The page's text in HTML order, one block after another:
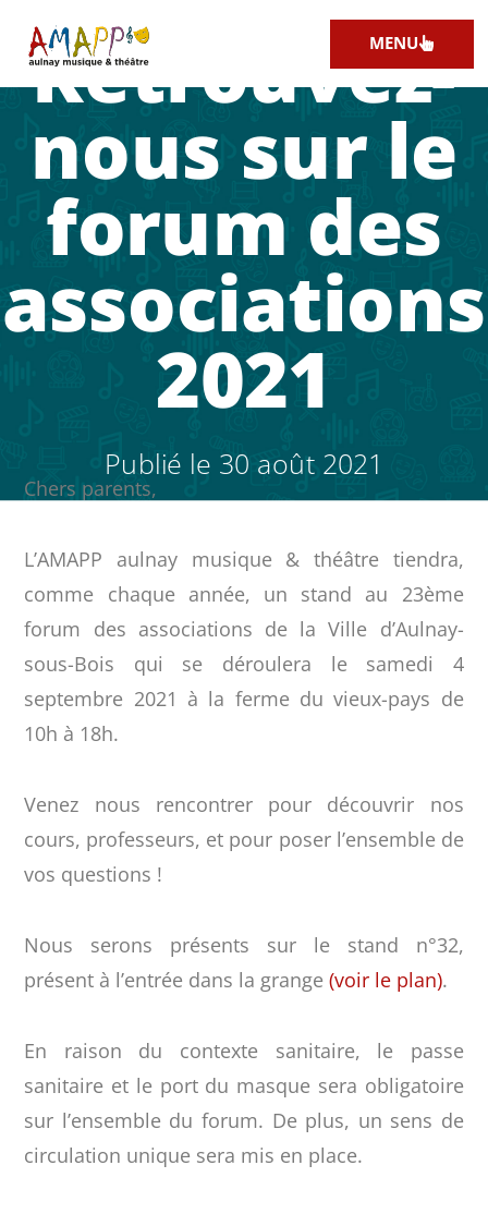
MENU
Retrouvez-
nous sur le
forum des
associations
2021
Publié le 30 août 2021
Chers parents,
L’AMAPP aulnay musique & théâtre tiendra,
comme chaque année, un stand au 23ème
forum des associations de la Ville d’Aulnay-
sous-Bois qui se déroulera le samedi 4
septembre 2021 à la ferme du vieux-pays de
10h à 18h.
Venez nous rencontrer pour découvrir nos
cours, professeurs, et pour poser l’ensemble de
vos questions !
Nous serons présents sur le stand n°32,
présent à l’entrée dans la grange(voir le plan).
En raison du contexte sanitaire, le passe
sanitaire et le port du masque sera obligatoire
sur l’ensemble du forum. De plus, un sens de
circulation unique sera mis en place.